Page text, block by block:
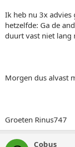
Ik heb nu 3x advies
hetzelfde: Ga de
duurt vast niet lang
Morgen dus alvast
Groeten Rinus747
Cobus